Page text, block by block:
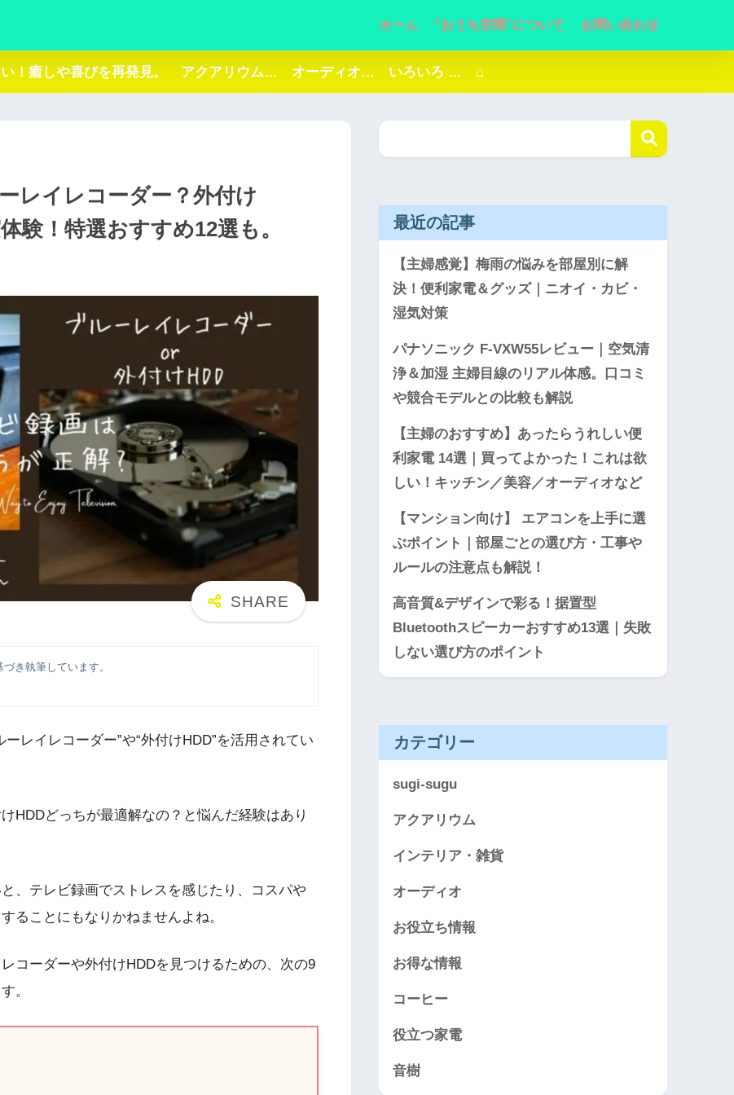
ホーム “おうち空間”について お問い合わせ
い！癒しや喜びを再発見。 アクアリウム… オーディオ… いろいろ … ⌂
レイレコーダー？外付け
験！特選おすすめ12選も。
き執筆しています。
レイレコーダー”や“外付けHDD”を活用されてい
HDDどっちが最適解なの？と悩んだ経験はあり
、テレビ録画でストレスを感じたり、コスパや
ることにもなりかねませんよね。
コーダーや外付けHDDを見つけるための、次の9
。
最近の記事
【主婦感覚】梅雨の悩みを部屋別に解
決！便利家電＆グッズ｜ニオイ・カビ・
湿気対策
パナソニック F-VXW55レビュー｜空気清
浄＆加湿 主婦目線のリアル体感。口コミ
や競合モデルとの比較も解説
【主婦のおすすめ】あったらうれしい便
利家電 14選｜買ってよかった！これは欲
しい！キッチン／美容／オーディオなど
【マンション向け】 エアコンを上手に選
ぶポイント｜部屋ごとの選び方・工事や
ルールの注意点も解説！
高音質&デザインで彩る！据置型
Bluetoothスピーカーおすすめ13選｜失敗
しない選び方のポイント
カテゴリー
sugi-sugu
アクアリウム
インテリア・雑貨
オーディオ
お役立ち情報
お得な情報
コーヒー
役立つ家電
音樹